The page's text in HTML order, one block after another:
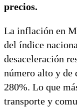
precios.
La inflación en
del índice
desaceleración
número alto y de
280%. Lo que
transporte y